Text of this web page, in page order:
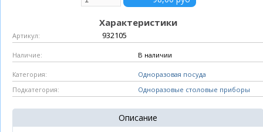
Характеристики
Артикул: 932105
Наличие: В наличии
Категория: Одноразовая посуда
Подкатегория: Одноразовые столовые приборы
Описание